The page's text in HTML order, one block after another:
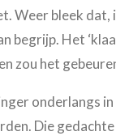
Weer bleek
begrijp. Het
zou het
onderlangs
Die